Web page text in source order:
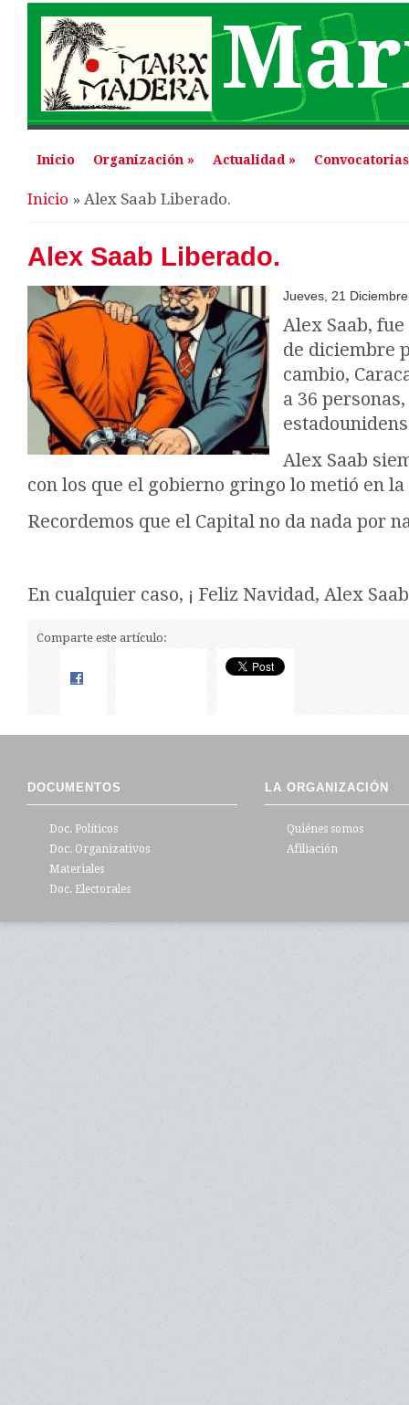
Inicio Organización » Actualidad » Convocatorias
Se encuentra usted aquí
Inicio » Alex Saab Liberado.
Alex Saab Liberado.
Jueves, 21
Alex Saab,
de diciembre
cambio,
a 36
Alex Saab
con los que el gobierno gringo lo metió en
Recordemos que el Capital no da nada por
En cualquier caso, ¡ Feliz Navidad, Alex
Comparte este artículo:
DOCUMENTOS
Doc. Políticos
Doc. Organizativos
Materiales
Doc. Electorales
LA ORGANIZACIÓN
Quiénes somos
Afiliación